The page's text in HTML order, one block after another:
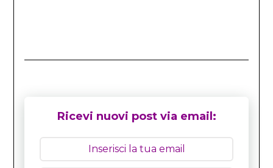
Ricevi nuovi post via email: